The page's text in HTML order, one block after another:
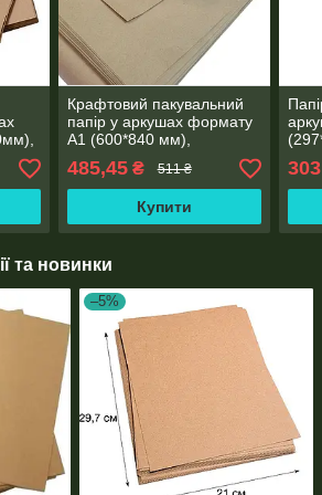
Крафтовий пакувальний
папір у аркушах формату
А1 (600*840 мм),
щільність 90 г/м2, 100
аркушів пакування
485,45₴ 511 ₴
Купити
г/
та новинки
–5%